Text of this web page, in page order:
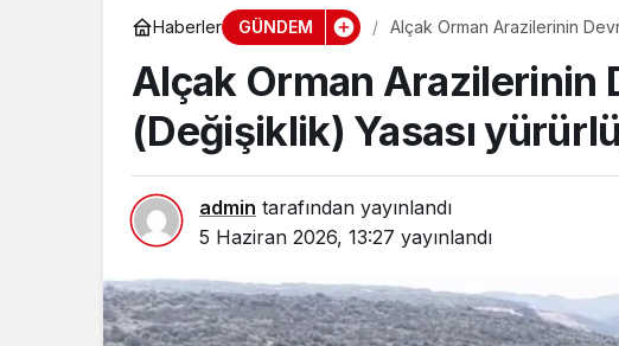
Haberler GÜNDEM Alçak Orman Arazilerinin
Alçak Orman Arazilerinin
(Değişiklik) Yasası
admin tarafından yayınlandı
5 Haziran 2026, 13:27 yayınlandı